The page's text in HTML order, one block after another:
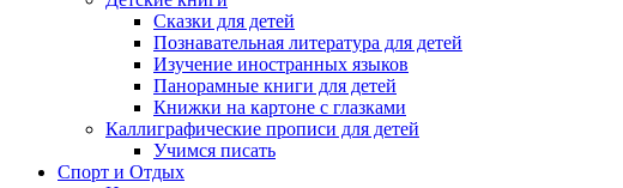
Сказки для детей
Познавательная литература для детей
Изучение иностранных языков
Панорамные книги для детей
Книжки на картоне с глазками
Каллиграфические прописи для детей
Учимся писать
Спорт и Отдых